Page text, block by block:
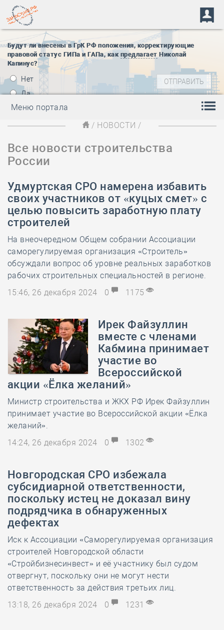
Будут ли внесены в ГрК РФ положения, корректирующие
правовой статус ГИПа и ГАПа, как предлагает Николай
Капинус?
Нет
Да
Меню портала
/ НОВОСТИ /
Все новости строительства
России
Удмуртская СРО намерена избавить
своих участников от «куцых смет» с
целью повысить заработную плату
строителей
На внеочередном Общем собрании Ассоциации
саморегулируемая организация «Строитель»
обсуждали вопрос об уровне реальных заработков
рабочих строительных специальностей в регионе.
15:46, 26 декабря 2024
0 1175
Ирек Файзуллин
вместе с членами
Кабмина принимает
участие во
Всероссийской
акции «Ёлка желаний»
Министр строительства и ЖКХ РФ Ирек Файзуллин
принимает участие во Всероссийской акции «Ёлка
желаний».
14:24, 26 декабря 2024
0 1302
Новгородская СРО избежала
субсидиарной ответственности,
поскольку истец не доказал вину
подрядчика в обнаруженных
дефектах
Иск к Ассоциации «Саморегулируемая организация
строителей Новгородской области
«Стройбизнесинвест» и её участнику был судом
отвергнут, поскольку они не могут нести
ответственность за действия третьих лиц.
13:18, 26 декабря 2024
0 1231